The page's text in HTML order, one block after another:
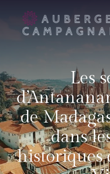
Les
de
dans
historiques